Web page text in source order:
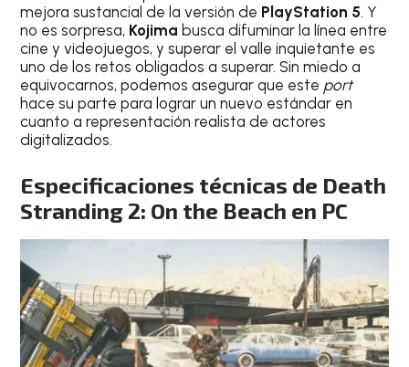
mejora sustancial de la versión de PlayStation 5. Y
no es sorpresa, Kojima busca difuminar la línea entre
cine y videojuegos, y superar el valle inquietante es
uno de los retos obligados a superar. Sin miedo a
equivocarnos, podemos asegurar que este port
hace su parte para lograr un nuevo estándar en
cuanto a representación realista de actores
digitalizados.
Especificaciones técnicas de Death
Stranding 2: On the Beach en PC